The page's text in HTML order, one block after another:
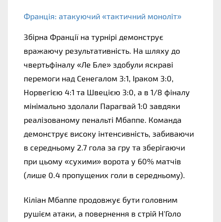
Франція: атакуючий «тактичний моноліт»
Збірна Франції на турнірі демонструє
вражаючу результативність. На шляху до
чвертьфіналу «Ле Бле» здобули яскраві
перемоги над Сенегалом 3:1, Іраком 3:0,
Норвегією 4:1 та Швецією 3:0, а в 1/8 фіналу
мінімально здолали Парагвай 1:0 завдяки
реалізованому пенальті Мбаппе. Команда
демонструє високу інтенсивність, забиваючи
в середньому 2.7 гола за гру та зберігаючи
при цьому «сухими» ворота у 60% матчів
(лише 0.4 пропущених голи в середньому).
Кіліан Мбаппе продовжує бути головним
рушієм атаки, а повернення в стрій Н'Голо